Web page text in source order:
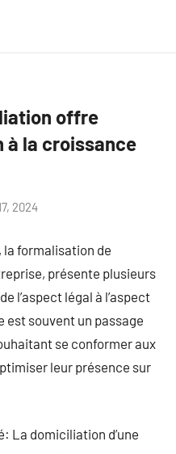
offre
la croissance
2024
la formalisation de
présente plusieurs
l’aspect légal à l’aspect
souvent un passage
se conformer aux
leur présence sur
La domiciliation d’une